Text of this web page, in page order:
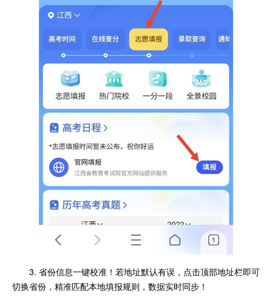
3. 省份信息一键校准！若地址默认有误，点击顶部地址栏即可
切换省份，精准匹配本地填报规则，数据实时同步！